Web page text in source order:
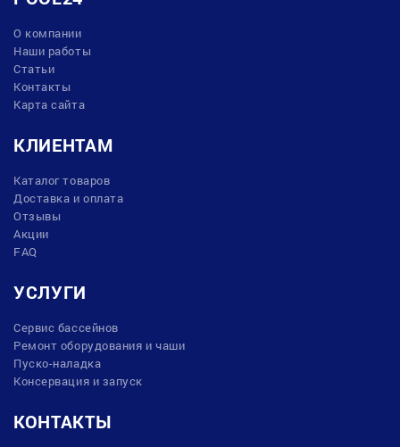
О компании
Наши работы
Статьи
Контакты
Карта сайта
КЛИЕНТАМ
Каталог товаров
Доставка и оплата
Отзывы
Акции
FAQ
УСЛУГИ
Сервис бассейнов
Ремонт оборудования и чаши
Пуско-наладка
Консервация и запуск
КОНТАКТЫ